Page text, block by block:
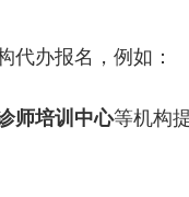
代办报名，例如：
师培训中心等机构